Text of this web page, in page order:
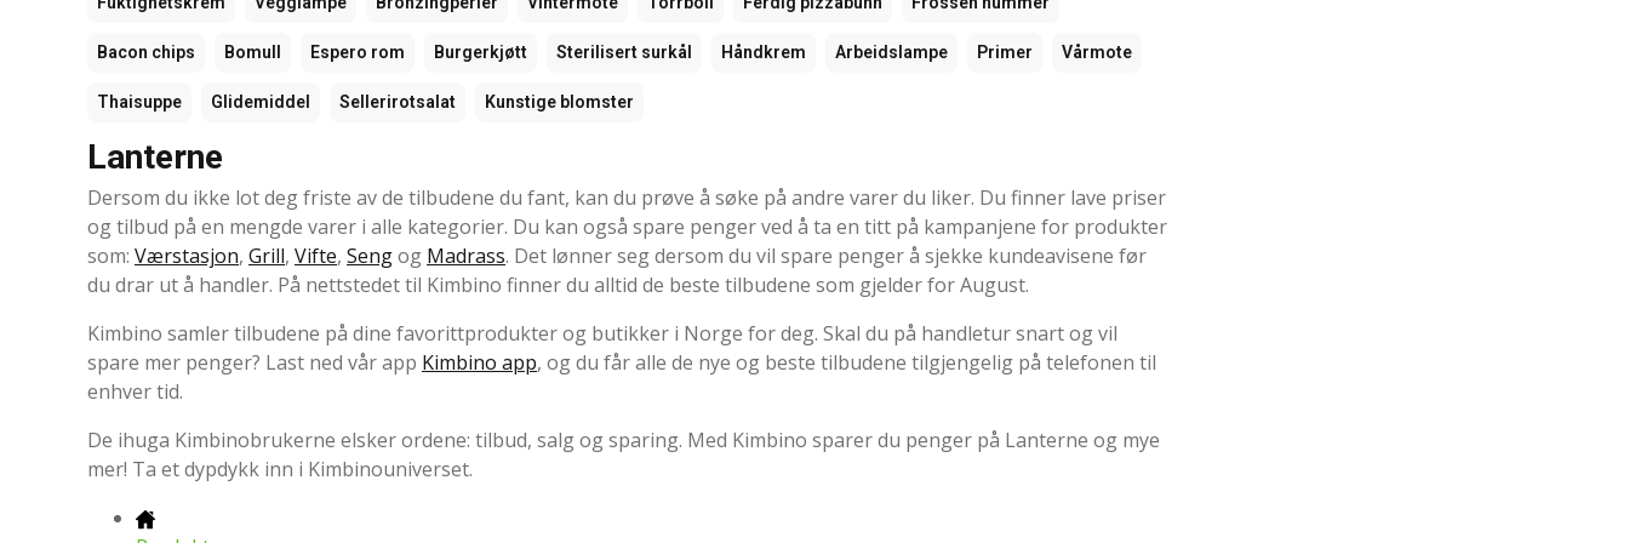
Bacon chips Bomull Espero rom Burgerkjøtt Sterilisert surkål Håndkrem Arbeidslampe Primer Vårmote
Thaisuppe Glidemiddel Sellerirotsalat Kunstige blomster
Lanterne
Dersom du ikke lot deg friste av de tilbudene du fant, kan du prøve å søke på andre varer du liker. Du finner lave priser
og tilbud på en mengde varer i alle kategorier. Du kan også spare penger ved å ta en titt på kampanjene for produkter
som: Værstasjon, Grill, Vifte, Sengog Madrass. Det lønner seg dersom du vil spare penger å sjekke kundeavisene før
du drar ut å handler. På nettstedet til Kimbino finner du alltid de beste tilbudene som gjelder for August.
Kimbino samler tilbudene på dine favorittprodukter og butikker i Norge for deg. Skal du på handletur snart og vil
spare mer penger? Last ned vår app Kimbino app, og du får alle de nye og beste tilbudene tilgjengelig på telefonen til
enhver tid.
De ihuga Kimbinobrukerne elsker ordene: tilbud, salg og sparing. Med Kimbino sparer du penger på Lanterne og mye
mer! Ta et dypdykk inn i Kimbinouniverset.